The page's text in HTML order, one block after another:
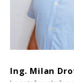
Ing. Milan